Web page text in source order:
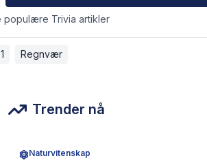
populære Trivia artikler
Regnvær
Trender nå
Naturvitenskap